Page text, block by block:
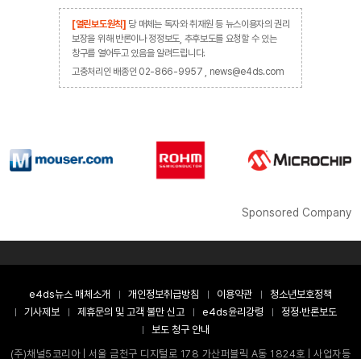
[열린보도원칙] 당 매체는 독자와 취재원 등 뉴스이용자의 권리
보장을 위해 반론이나 정정보도, 추후보도를 요청할 수 있는
창구를 열어두고 있음을 알려드립니다.
고충처리인 배종인 02-866-9957 , news@e4ds.com
Sponsored Company
e4ds뉴스 매체소개 개인정보취급방침 이용약관
청소년보호정책
기사제보
제휴문의 및 고객 불만 신고 e4ds윤리강령
정정·반론보도
보도 청구 안내
(주)채널5코리아 | 서울 금천구 디지털로 178 가산퍼블릭 A동 1824호 | 사업자등